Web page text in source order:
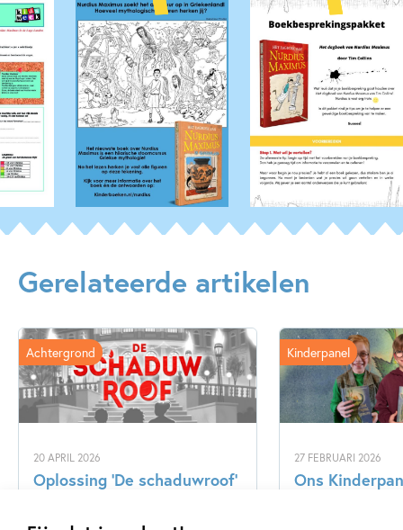
Gerelateerde artikelen
20 APRIL 2026
Oplossing ‘De schaduwroof’
Achtergrond
27 FEBRUARI 2026
Ons
Kinderpanel